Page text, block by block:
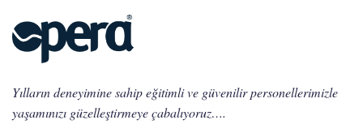
Yılların deneyimine sahip eğitimli ve güvenilir personellerimizle
yaşamınızı güzelleştirmeye çabalıyoruz….